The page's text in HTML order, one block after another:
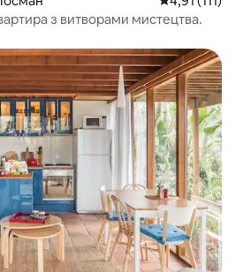
з витворами мистецтва.